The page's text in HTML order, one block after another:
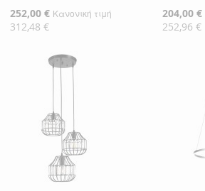
Ειδική
Τιμή
252,00 € Κανονική τιμή
312,48 €
Ειδική
Τιμή
204,00 €
252,96 €